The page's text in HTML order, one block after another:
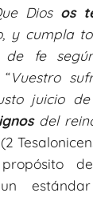
Dios os
y cumpla
fe
Vuestro
juicio
del